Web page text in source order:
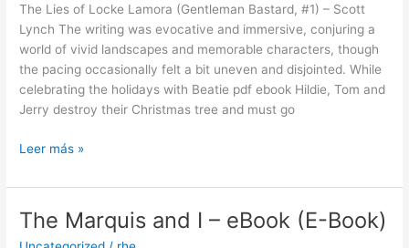
The Lies of Locke Lamora (Gentleman Bastard, #1) – Scott
Lynch The writing was evocative and immersive, conjuring a
world of vivid landscapes and memorable characters, though
the pacing occasionally felt a bit uneven and disjointed. While
celebrating the holidays with Beatie pdf ebook Hildie, Tom and
Jerry destroy their Christmas tree and must go
Audiobook
Leer más »
The Marquis and I – eBook (E-Book)
The